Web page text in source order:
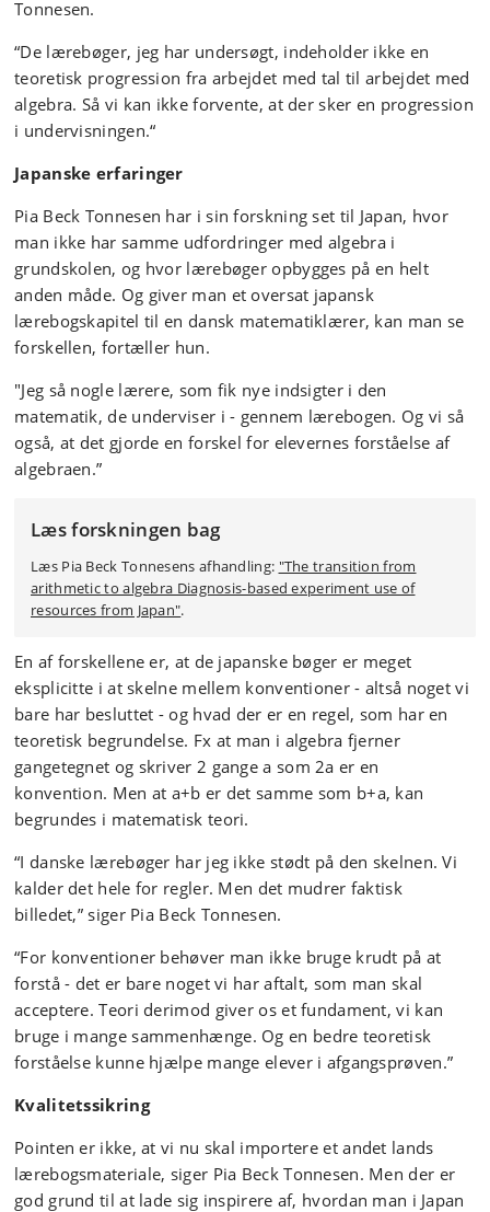
Tonnesen.
“De lærebøger, jeg har undersøgt, indeholder ikke en
teoretisk progression fra arbejdet med tal til arbejdet med
algebra. Så vi kan ikke forvente, at der sker en progression
i undervisningen.“
Japanske erfaringer
Pia Beck Tonnesen har i sin forskning set til Japan, hvor
man ikke har samme udfordringer med algebra i
grundskolen, og hvor lærebøger opbygges på en helt
anden måde. Og giver man et oversat japansk
lærebogskapitel til en dansk matematiklærer, kan man se
forskellen, fortæller hun.
"Jeg så nogle lærere, som fik nye indsigter i den
matematik, de underviser i - gennem lærebogen. Og vi så
også, at det gjorde en forskel for elevernes forståelse af
algebraen.”
Læs forskningen bag
Læs Pia Beck Tonnesens afhandling: "The transition from
arithmetic to algebra Diagnosis-based experiment use of
resources from Japan".
En af forskellene er, at de japanske bøger er meget
eksplicitte i at skelne mellem konventioner - altså noget vi
bare har besluttet - og hvad der er en regel, som har en
teoretisk begrundelse. Fx at man i algebra fjerner
gangetegnet og skriver 2 gange a som 2a er en
konvention. Men at a+b er det samme som b+a, kan
begrundes i matematisk teori.
“I danske lærebøger har jeg ikke stødt på den skelnen. Vi
kalder det hele for regler. Men det mudrer faktisk
billedet,” siger Pia Beck Tonnesen.
“For konventioner behøver man ikke bruge krudt på at
forstå - det er bare noget vi har aftalt, som man skal
acceptere. Teori derimod giver os et fundament, vi kan
bruge i mange sammenhænge. Og en bedre teoretisk
forståelse kunne hjælpe mange elever i afgangsprøven.”
Kvalitetssikring
Pointen er ikke, at vi nu skal importere et andet lands
lærebogsmateriale, siger Pia Beck Tonnesen. Men der er
god grund til at lade sig inspirere af, hvordan man i Japan